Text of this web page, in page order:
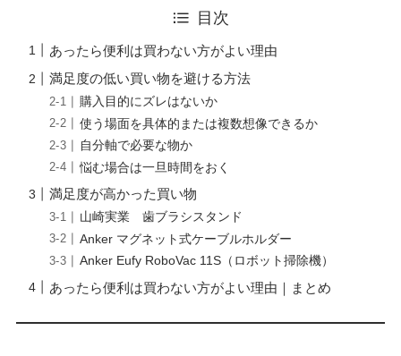
目次
あったら便利は買わない方がよい理由
満足度の低い買い物を避ける方法
購入目的にズレはないか
使う場面を具体的または複数想像できるか
自分軸で必要な物か
悩む場合は一旦時間をおく
満足度が高かった買い物
山崎実業 歯ブラシスタンド
Anker マグネット式ケーブルホルダー
Anker Eufy RoboVac 11S（ロボット掃除機）
あったら便利は買わない方がよい理由｜まとめ